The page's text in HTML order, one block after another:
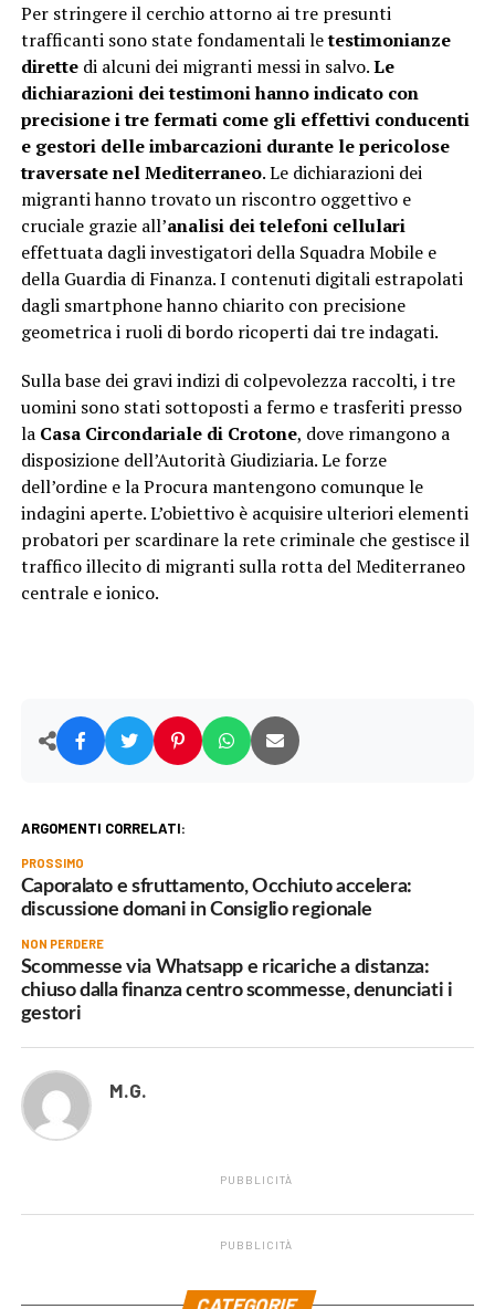
Per stringere il cerchio attorno ai tre presunti
trafficanti sono state fondamentali letestimonianze
direttedi alcuni dei migranti messi in salvo.Le
dichiarazioni dei testimoni hanno indicato con
precisione i tre fermati come gli effettivi conducenti
e gestori delle imbarcazioni durante le pericolose
traversate nel Mediterraneo. Le dichiarazioni dei
migranti hanno trovato un riscontro oggettivo e
cruciale grazie all’analisi dei telefoni cellulari
effettuata dagli investigatori della Squadra Mobile e
della Guardia di Finanza. I contenuti digitali estrapolati
dagli smartphone hanno chiarito con precisione
geometrica i ruoli di bordo ricoperti dai tre indagati.
Sulla base dei gravi indizi di colpevolezza raccolti, i tre
uomini sono stati sottoposti a fermo e trasferiti presso
la Casa Circondariale di Crotone, dove rimangono a
disposizione dell’Autorità Giudiziaria. Le forze
dell’ordine e la Procura mantengono comunque le
indagini aperte. L’obiettivo è acquisire ulteriori elementi
probatori per scardinare la rete criminale che gestisce il
traffico illecito di migranti sulla rotta del Mediterraneo
centrale e ionico.
ARGOMENTI CORRELATI:
PROSSIMO
Caporalato e sfruttamento, Occhiuto accelera:
discussione domani in Consiglio regionale
NON PERDERE
Scommesse via Whatsapp e ricariche a distanza:
chiuso dalla finanza centro scommesse, denunciati i
gestori
M.G.
PUBBLICITÀ
PUBBLICITÀ